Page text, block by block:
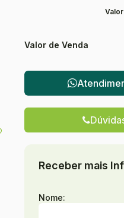
Valor de Venda
Receber mais
Nome: